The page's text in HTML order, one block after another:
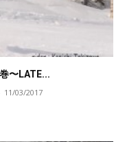
〜LATE...
11/03/2017